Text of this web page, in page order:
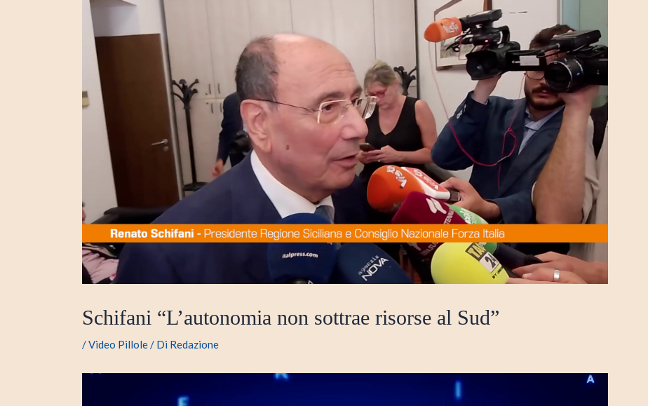
Schifani “L’autonomia non sottrae risorse al Sud”
/Video Pillole/ Di Redazione